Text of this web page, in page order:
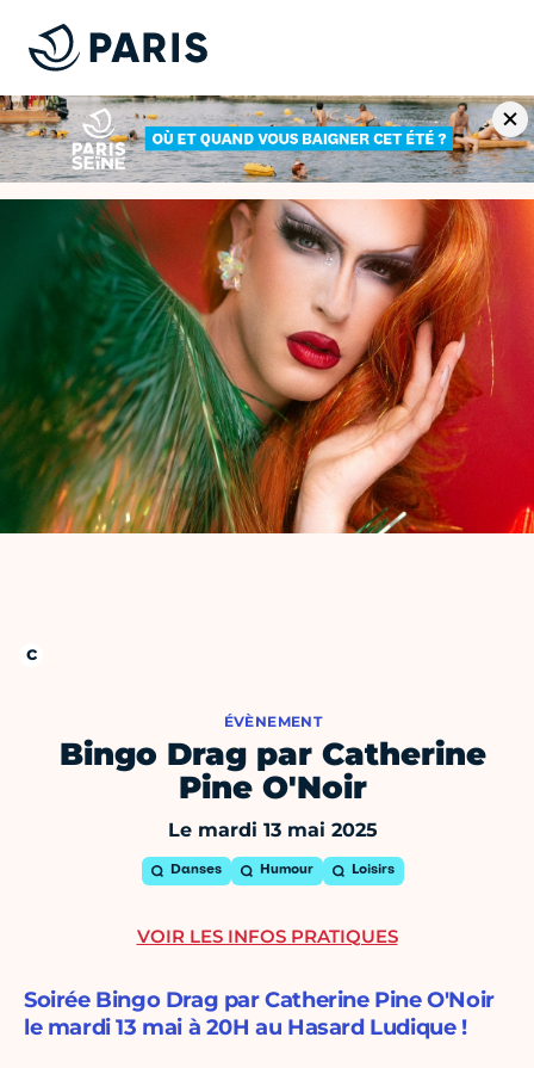
ÉVÈNEMENT
Bingo Drag par Catherine
Pine O'Noir
Le mardi 13 mai 2025
Danses Humour Loisirs
Soirée Bingo Drag par Catherine Pine O'Noir
le mardi 13 mai à 20H au Hasard Ludique !
VOIR LES INFOS PRATIQUES